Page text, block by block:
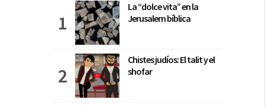
La “dolce vita” en la
Jerusalem bíblica
Chistes judíos: El talit y el
shofar